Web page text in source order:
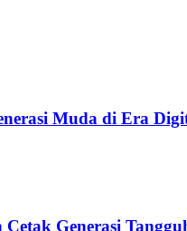
Muda di Era
Generasi